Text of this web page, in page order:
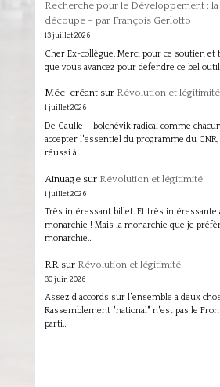
Recherche pour le Développement : la
découpe – par François Gerlotto
13 juillet 2026
Cher Ex-collègue, Merci pour ce soutien
que vous avancez pour défendre ce bel outil
Méc-créantsur Révolution et légitimité
1 juillet 2026
De Gaulle --bolchévik radical comme
accepter l'essentiel du programme du
réussi à…
Ainuagesur Révolution et légitimité
1 juillet 2026
Très intéressant billet. Et très intéressante
monarchie ! Mais la monarchie que je
monarchie…
RR sur Révolution et légitimité
30 juin 2026
Assez d'accords sur l'ensemble à deux
Rassemblement "national" n'est pas le
parti…